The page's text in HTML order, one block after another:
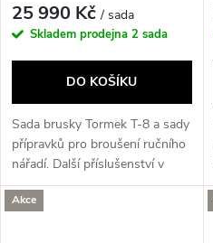
25 990 Kč/ sada
Skladem prodejna 2 sada
DO KOŠÍKU
Sada brusky Tormek T-8 a sady
přípravků pro broušení ručního
nářadí. Další příslušenství v
balení.
Akce